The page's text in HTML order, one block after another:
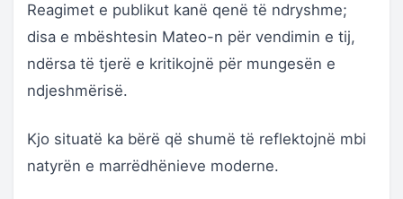
Reagimet e publikut kanë qenë të ndryshme;
disa e mbështesin Mateo-n për vendimin e tij,
ndërsa të tjerë e kritikojnë për mungesën e
ndjeshmërisë.
Kjo situatë ka bërë që shumë të reflektojnë mbi
natyrën e marrëdhënieve moderne.